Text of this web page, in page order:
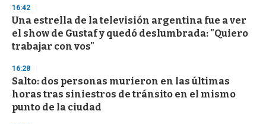
s
e
c
o
n
16:42
Una estrella de la televisión argentina fue a ver
el show de Gustaf y quedó deslumbrada: "Quiero
trabajar con vos"
16:28
Salto: dos personas murieron en las últimas
horas tras siniestros de tránsito en el mismo
punto de la ciudad